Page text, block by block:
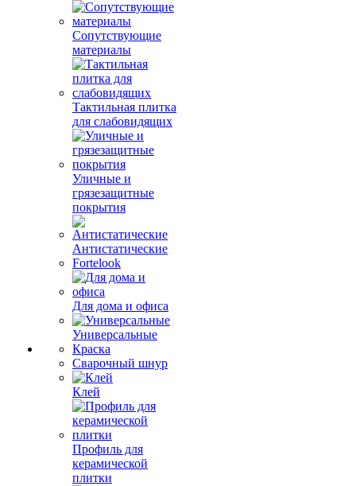
Сопутствующие
материалы
Тактильная плитка
для слабовидящих
Уличные и
грязезащитные
покрытия
Антистатические
Fortelook
Для дома и офиса
Универсальные
Краска
Сварочный шнур
Клей
Профиль для
керамической
плитки